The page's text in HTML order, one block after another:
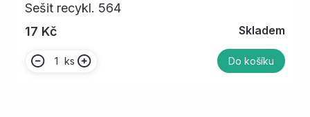
Sešit recykl. 564
17 Kč
Skladem
ks Do košíku